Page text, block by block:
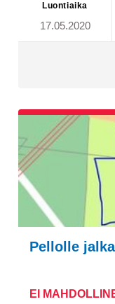
Luontiaika
17.05.2020
Pellolle
EI